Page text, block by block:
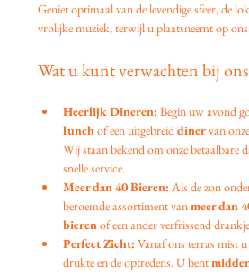
Geniet optimaal van de levendige sfeer, de
vrolijke muziek, terwijl u plaatsneemt op
Wat u kunt verwachten bij
Heerlijk Dineren: Begin uw avond
lunch of een uitgebreid diner van
Wij staan bekend om onze betaalbare
snelle service.
Meer dan 40 Bieren: Als de zon
beroemde assortiment van meer dan
bieren of een ander verfrissend
Perfect Zicht: Vanaf ons terras mist u
drukte en de optredens. U bent